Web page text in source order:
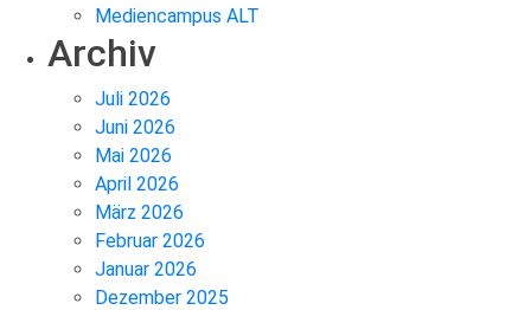
Mediencampus ALT
Archiv
Juli 2026
Juni 2026
Mai 2026
April 2026
März 2026
Februar 2026
Januar 2026
Dezember 2025